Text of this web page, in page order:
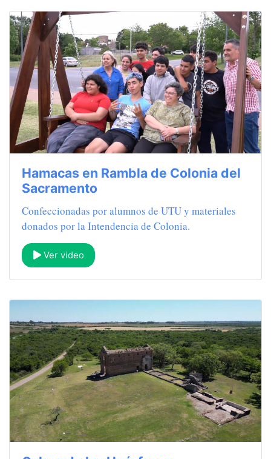
Hamacas en Rambla de Colonia del
Sacramento
Confeccionadas por alumnos de UTU y materiales
donados por la Intendencia de Colonia.
Ver video